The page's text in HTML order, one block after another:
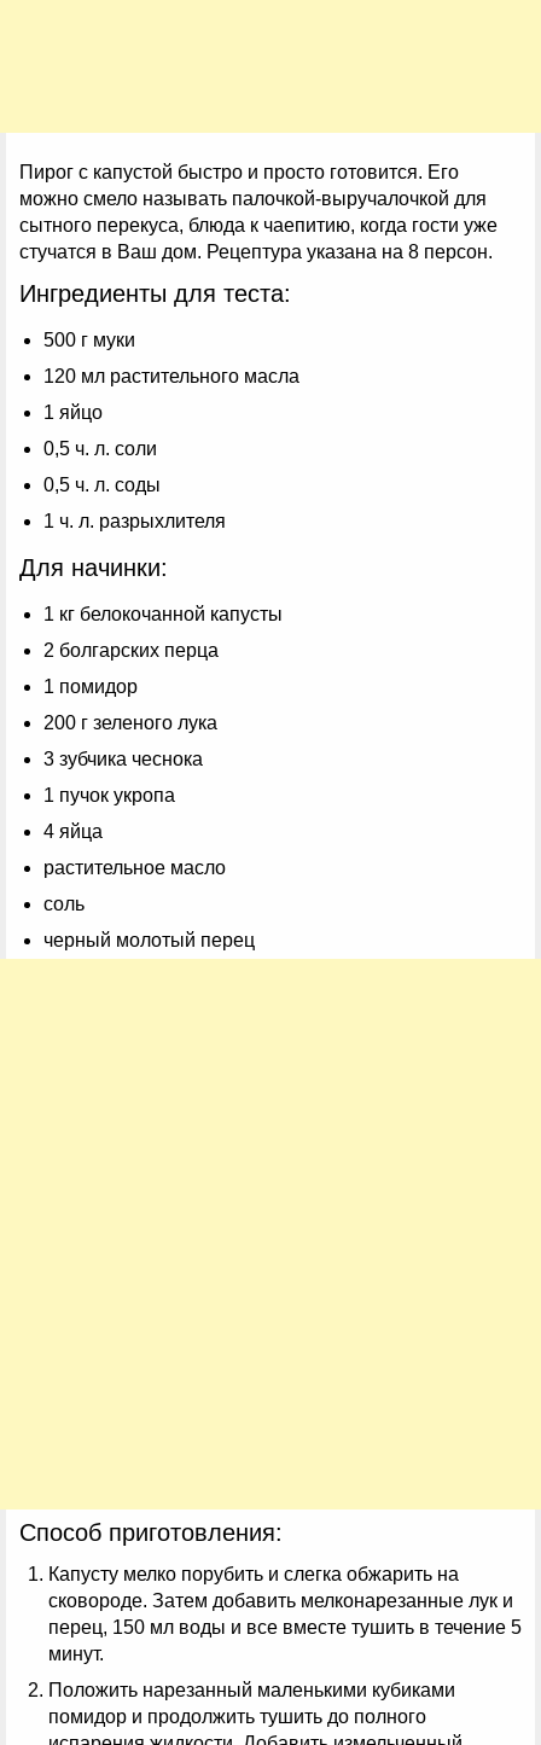
Пирог с капустой быстро и просто готовится. Его
можно смело называть палочкой-выручалочкой для
сытного перекуса, блюда к чаепитию, когда гости уже
стучатся в Ваш дом. Рецептура указана на 8 персон.
Ингредиенты для теста:
500 г муки
120 мл растительного масла
1 яйцо
0,5 ч. л. соли
0,5 ч. л. соды
1 ч. л. разрыхлителя
Для начинки:
1 кг белокочанной капусты
2 болгарских перца
1 помидор
200 г зеленого лука
3 зубчика чеснока
1 пучок укропа
4 яйца
растительное масло
соль
черный молотый перец
Способ приготовления:
Капусту мелко порубить и слегка обжарить на
сковороде. Затем добавить мелконарезанные лук и
перец, 150 мл воды и все вместе тушить в течение 5
минут.
Положить нарезанный маленькими кубиками
помидор и продолжить тушить до полного